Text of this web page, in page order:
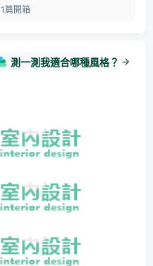
1篇開箱
測一測我適合哪種風格？